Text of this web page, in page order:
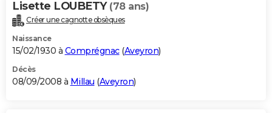
Lisette LOUBETY (78 ans)
Créer une cagnotte obsèques
Naissance
15/02/1930 à Comprégnac(Aveyron)
Décès
08/09/2008 à Millau (Aveyron)